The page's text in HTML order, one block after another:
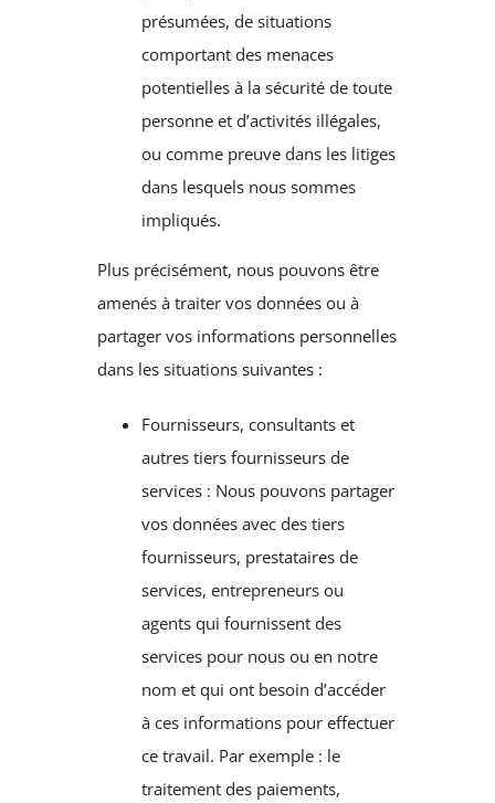
présumées, de situations
comportant des menaces
potentielles à la sécurité de toute
personne et d’activités illégales,
ou comme preuve dans les litiges
dans lesquels nous sommes
impliqués.
Plus précisément, nous pouvons être
amenés à traiter vos données ou à
partager vos informations personnelles
dans les situations suivantes :
Fournisseurs, consultants et
autres tiers fournisseurs de
services : Nous pouvons partager
vos données avec des tiers
fournisseurs, prestataires de
services, entrepreneurs ou
agents qui fournissent des
services pour nous ou en notre
nom et qui ont besoin d’accéder
à ces informations pour effectuer
ce travail. Par exemple : le
traitement des paiements,